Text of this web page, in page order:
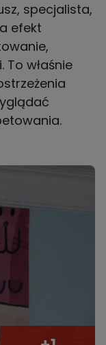
specjalista,
efekt
To właśnie